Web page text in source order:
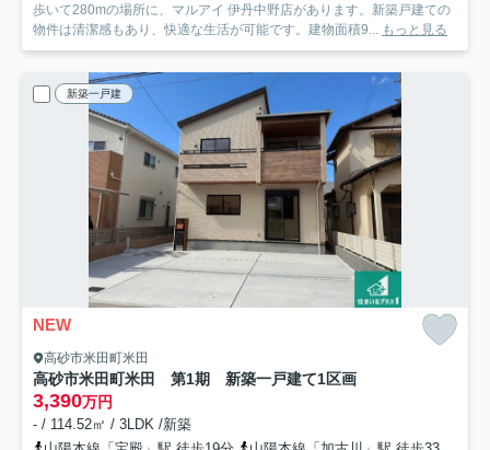
歩いて280mの場所に、マルアイ 伊丹中野店があります。新築戸建ての
物件は清潔感もあり、快適な生活が可能です。建物面積9...
もっと見る
新築一戸建
NEW
高砂市米田町米田
高砂市米田町米田 第1期 新築一戸建て1区画
3,390万円
- / 114.52㎡ / 3LDK /新築